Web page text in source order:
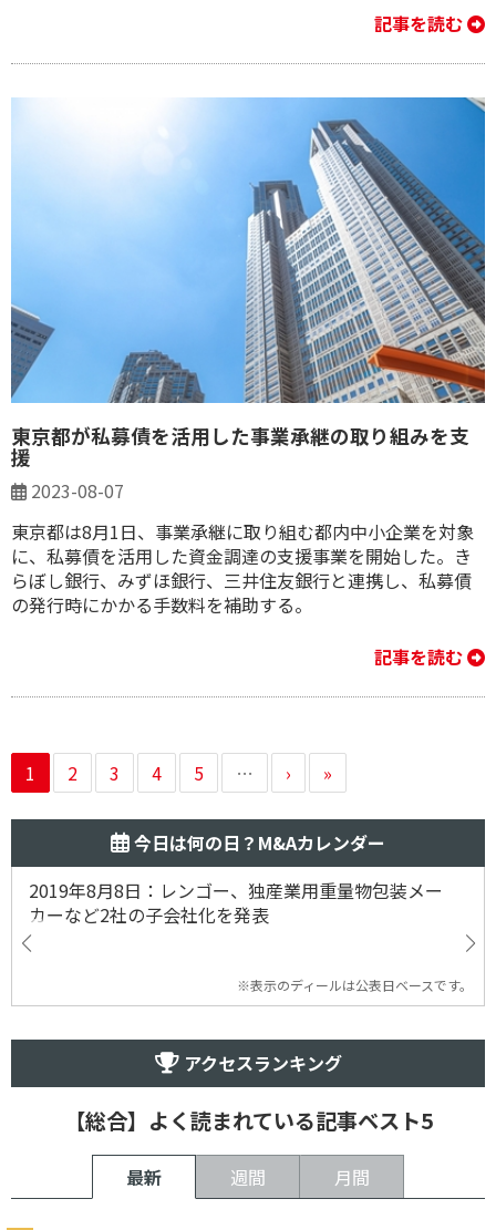
記事を読む
東京都が私募債を活用した事業承継の取り組みを支
援
2023-08-07
東京都は8月1日、事業承継に取り組む都内中小企業を対象
に、私募債を活用した資金調達の支援事業を開始した。き
らぼし銀行、みずほ銀行、三井住友銀行と連携し、私募債
の発行時にかかる手数料を補助する。
記事を読む
1 2 3 4 5 … › »
今日は何の日？M&Aカレンダー
2019年8月8日：レンゴー、独産業用重量物包装メー
カーなど2社の子会社化を発表
※表示のディールは公表日ベースです。
アクセスランキング
【総合】よく読まれている記事ベスト5
最新 週間 月間